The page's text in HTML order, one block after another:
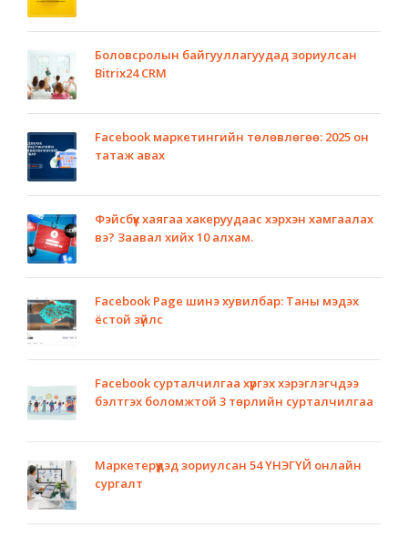
Боловсролын байгууллагуудад зориулсан
Bitrix24 CRM
Facebook маркетингийн төлөвлөгөө: 2025 он
татаж авах
Фэйсбүүк хаягаа хакеруудаас хэрхэн хамгаалах
вэ? Заавал хийх 10 алхам.
Facebook Page шинэ хувилбар: Таны мэдэх
ёстой зүйлс
Facebook сурталчилгаа хүргэх хэрэглэгчдээ
бэлтгэх боломжтой 3 төрлийн сурталчилгаа
Маркетерүүдэд зориулсан 54 ҮНЭГҮЙ онлайн
сургалт